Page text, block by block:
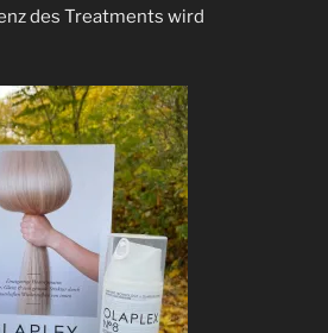
des Treatments wird